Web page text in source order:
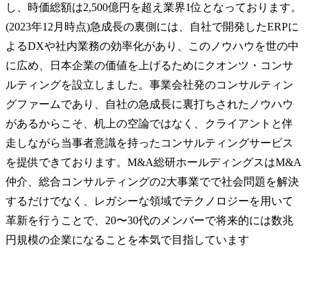
し、時価総額は2,500億円を超え業界1位となっております。
(2023年12月時点)急成長の裏側には、自社で開発したERPに
よるDXや社内業務の効率化があり、このノウハウを世の中
に広め、日本企業の価値を上げるためにクオンツ・コンサ
ルティングを設立しました。事業会社発のコンサルティン
グファームであり、自社の急成長に裏打ちされたノウハウ
があるからこそ、机上の空論ではなく、クライアントと伴
走しながら当事者意識を持ったコンサルティングサービス
を提供できております。M&A総研ホールディングスはM&A
仲介、総合コンサルティングの2大事業でで社会問題を解決
するだけでなく、レガシーな領域でテクノロジーを用いて
革新を行うことで、20〜30代のメンバーで将来的には数兆
円規模の企業になることを本気で目指しています